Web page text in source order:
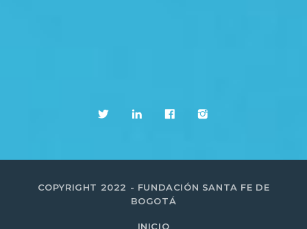
COPYRIGHT 2022 - FUNDACIÓN SANTA FE DE
BOGOTÁ
INICIO